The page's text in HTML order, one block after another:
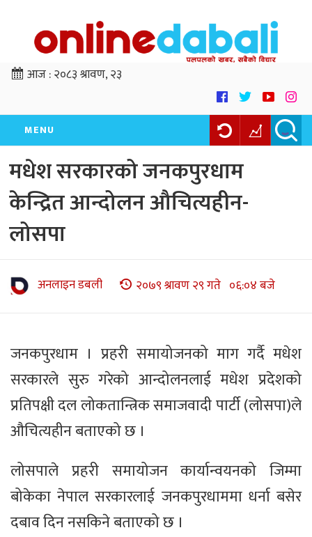
आज :२०८३ श्रावण, २३
MENU
मधेश सरकारको जनकपुरधाम
केन्द्रित आन्दोलन औचित्यहीन-
लोसपा
अनलाइन डबली २०७९ श्रावण २९ गते ०६:०४ बजे
जनकपुरधाम । प्रहरी समायोजनको माग गर्दै मधेश
सरकारले सुरु गरेको आन्दोलनलाई मधेश प्रदेशको
प्रतिपक्षी दल लोकतान्त्रिक समाजवादी पार्टी (लोसपा)ले
औचित्यहीन बताएको छ ।
लोसपाले प्रहरी समायोजन कार्यान्वयनको जिम्मा
बोकेका नेपाल सरकारलाई जनकपुरधाममा धर्ना बसेर
दबाव दिन नसकिने बताएको छ ।